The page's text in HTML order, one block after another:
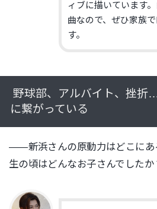
ィブに描いています
曲なので、ぜひ家族
す。
野球部、アルバイト、挫折
に繋がっている
――新浜さんの原動力はどこにあ
生の頃はどんなお子さんでしたか